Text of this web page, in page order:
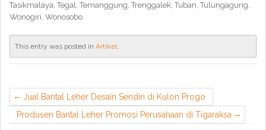
Tasikmalaya, Tegal, Temanggung, Trenggalek, Tuban, Tulungagung,
Wonogiri, Wonosobo
This entry was posted in Artikel.
Jual Bantal Leher Desain Sendiri di Kulon Progo
Produsen Bantal Leher Promosi Perusahaan di Tigaraksa